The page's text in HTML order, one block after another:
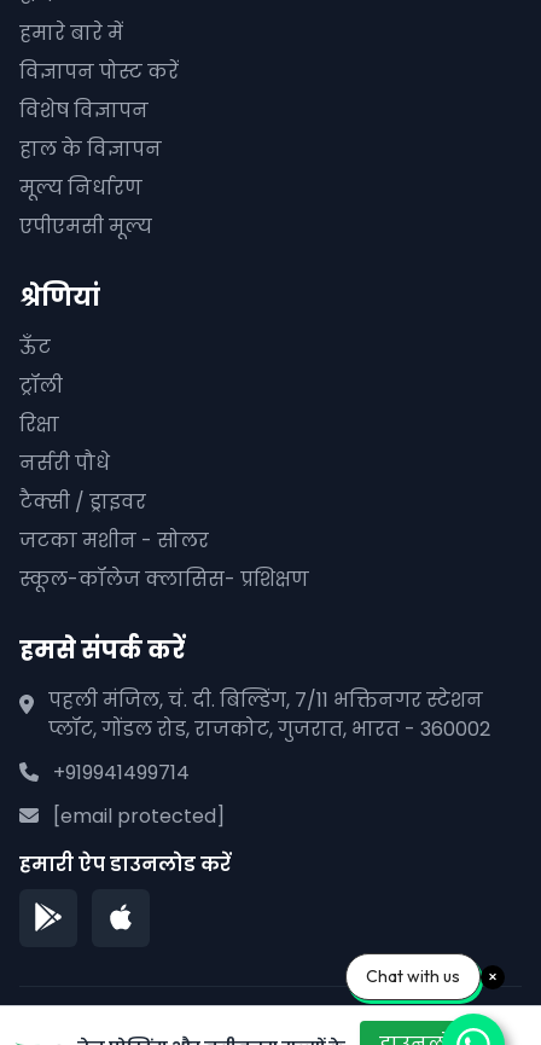
हमारे बारे में
विज्ञापन पोस्ट करें
विशेष विज्ञापन
हाल के विज्ञापन
मूल्य निर्धारण
एपीएमसी मूल्य
श्रेणियां
ऊँट
ट्रॉली
रिक्षा
नर्सरी पौधे
टैक्सी / ड्राइवर
जटका मशीन - सोलर
स्कूल-कॉलेज क्लासिस- प्रशिक्षण
हमसे संपर्क करें
पहली मंजिल, चं. दी. बिल्डिंग, 7/11 भक्तिनगर स्टेशन
प्लॉट, गोंडल रोड, राजकोट, गुजरात, भारत - 360002
+919941499714
[email protected]
हमारी ऐप डाउनलोड करें
© 2026 पीपलाना पाने. सर्वाधिकार सुरक्षित।
Chat with us